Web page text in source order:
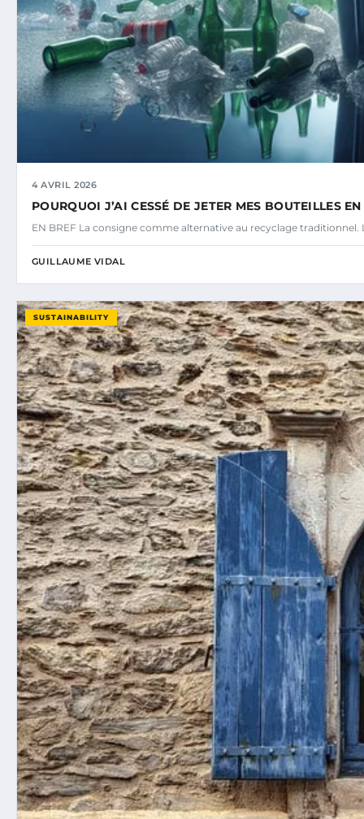
4 AVRIL 2026
POURQUOI J’AI CESSÉ DE JETER MES BOUTEILLES
EN BREF La consigne comme alternative au recyclage traditionnel.
GUILLAUME VIDAL
SUSTAINABILITY